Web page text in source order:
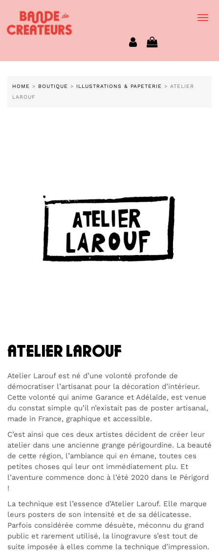
HOME > BOUTIQUE > ILLUSTRATIONS & PAPETERIE > ATELIER
LAROUF
atelier larouf
Atelier Larouf est né d’une volonté profonde de
démocratiser l’artisanat pour la décoration d’intérieur.
Cette volonté qui anime Garance et Adélaïde, est venue
du constat simple qu’il n’existait pas de poster artisanal,
made in France, graphique et accessible.
C’est ainsi que ces deux artistes décident de créer leur
atelier dans une ancienne grange périgourdine. La beauté
de cette région, l’ambiance qui en émane, toutes ces
petites choses qui leur ont immédiatement plu. Et
l’aventure commence donc à l’été 2020 dans le Périgord
!
La technique est l’essence d’Atelier Larouf. Elle marque
leurs posters de son intensité et de sa délicatesse.
Parfois considérée comme désuète, méconnu du grand
public et rarement utilisé, la linogravure s’est tout de
suite imposée à elles comme la technique d’impression.